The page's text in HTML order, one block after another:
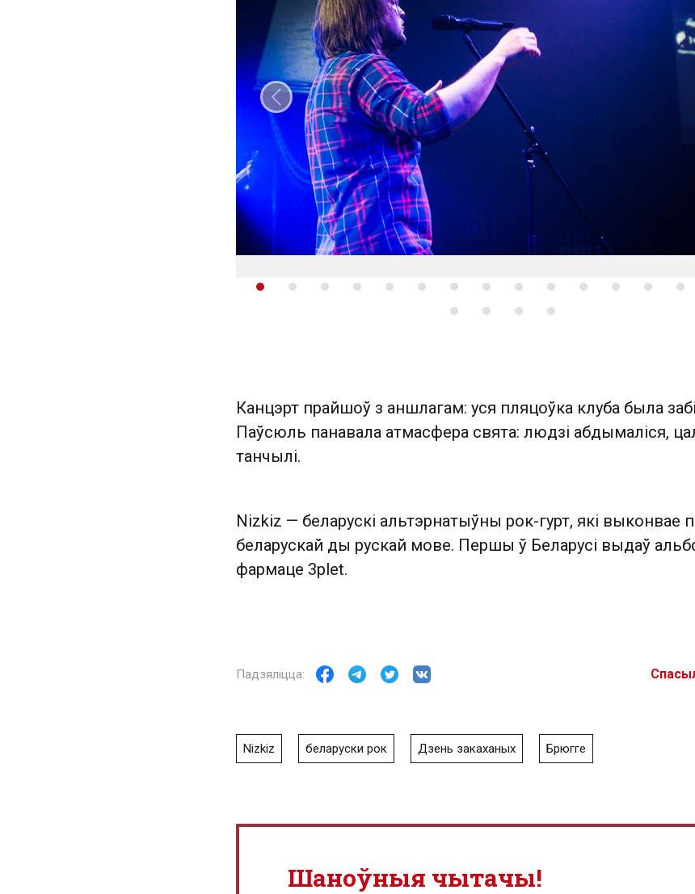
Папярэдні слайд
Канцэрт прайшоў з аншлагам: уся пляцоўка клуба была
Паўсюль панавала атмасфера свята: людзі абдымаліся,
танчылі.
Nizkiz — беларускі альтэрнатыўны рок-гурт, які выконвае
беларускай ды рускай мове. Першы ў Беларусі выдаў
фармаце 3plet.
Nizkiz беларуски рок Дзень закаханых Брюгге
Шаноўныя чытачы!